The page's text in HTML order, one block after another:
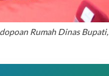
Rumah Dinas Bupati,